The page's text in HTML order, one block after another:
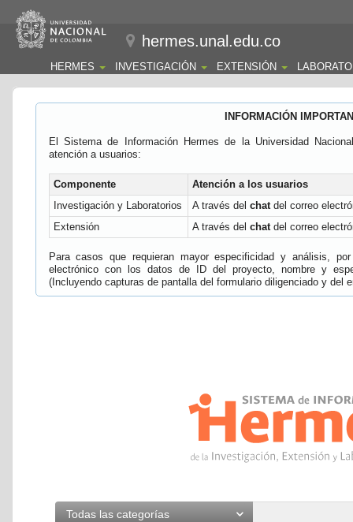
hermes.unal.edu.co
HERMES INVESTIGACIÓN EXTENSIÓN
INFORMACIÓN
El Sistema de Información Hermes de la Universidad
atención a usuarios:
Componente
Atención a los usuarios
Investigación y Laboratorios
A través del chatdel correo
Extensión
A través del chatdel correo
Para casos que requieran mayor especificidad y análisis,
electrónico con los datos de ID del proyecto, nombre y
(Incluyendo capturas de pantalla del formulario diligenciado y del
Todas las categorías